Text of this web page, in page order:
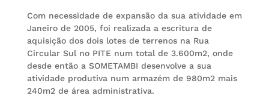
Com necessidade de expansão da sua atividade em
Janeiro de 2005, foi realizada a escritura de
aquisição dos dois lotes de terrenos na Rua
Circular Sul no PITE num total de 3.600m2, onde
desde então a SOMETAMBI desenvolve a sua
atividade produtiva num armazém de 980m2 mais
240m2 de área administrativa.